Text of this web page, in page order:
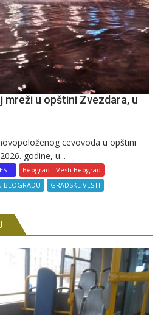
mreži u opštini Zvezdara, u
cevovoda u opštini
godine, u...
Beograd - Vesti Beograd
BEOGRADU
GRADSKE VESTI